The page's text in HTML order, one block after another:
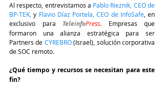
Al respecto, entrevistamos a Pablo Rieznik, CEO de
BP-TEK y Flavio Díaz Portela, CEO de InfoSafe, en
exclusivo para TeleinfoPress. Empresas que
formaron una alianza estratégica para ser
Partners de CYREBRO (Israel), solución corporativa
de SOC remoto.
¿Qué tiempo y recursos se necesitan para este
fin?